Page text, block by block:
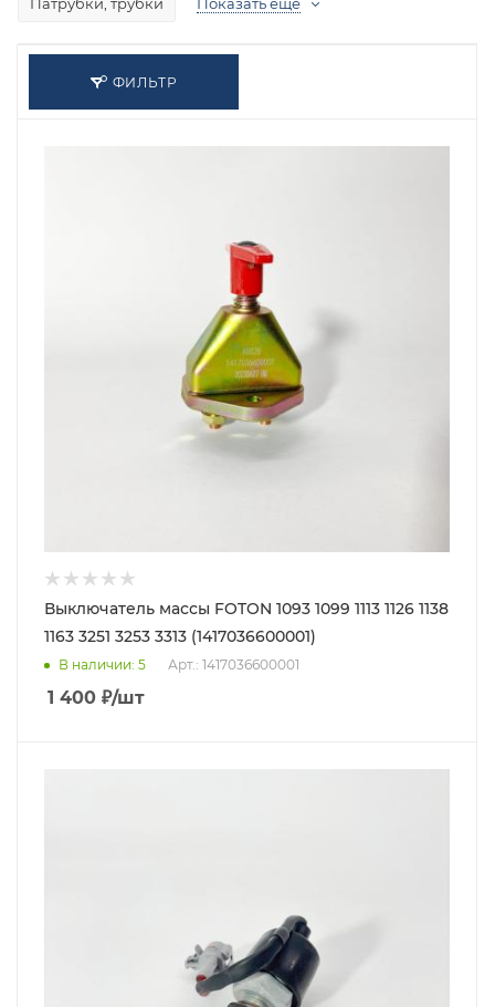
ФИЛЬТР
Выключатель массы FOTON 1093 1099 1113 1126 1138
1163 3251 3253 3313 (1417036600001)
В наличии: 5 Арт.: 1417036600001
1 400 ₽/шт